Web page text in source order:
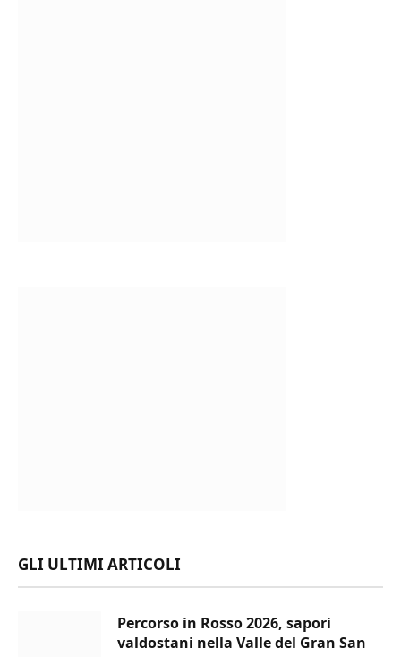
GLI ULTIMI ARTICOLI
Percorso in Rosso 2026, sapori
valdostani nella Valle del Gran San